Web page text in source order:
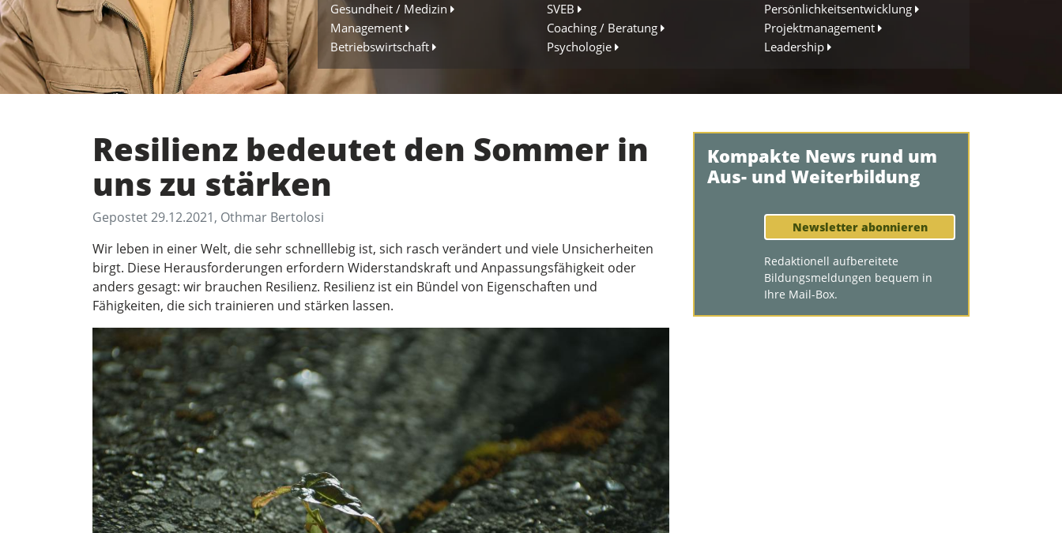
Gesundheit / Medizin SVEB
Persönlichkeitsentwicklung
Management
Coaching / Beratung
Projektmanagement
Betriebswirtschaft
Psychologie Leadership
Resilienz bedeutet den Sommer in
uns zu stärken
Gepostet 29.12.2021, Othmar Bertolosi
Wir leben in einer Welt, die sehr schnelllebig ist, sich rasch verändert und viele Unsicherheiten
birgt. Diese Herausforderungen erfordern Widerstandskraft und Anpassungsfähigkeit oder
anders gesagt: wir brauchen Resilienz. Resilienz ist ein Bündel von Eigenschaften und
Fähigkeiten, die sich trainieren und stärken lassen.
Kompakte News rund um
Aus- und Weiterbildung
Newsletter abonnieren
Redaktionell aufbereitete
Bildungsmeldungen bequem in
Ihre Mail-Box.